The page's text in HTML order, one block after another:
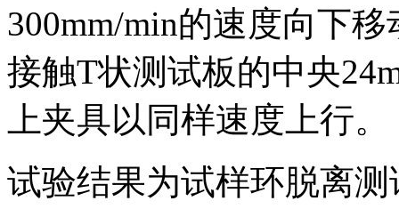
300mm/min的速度向下
接触T状测试板的中央
上夹具以同样速度上行。
试验结果为试样环脱离